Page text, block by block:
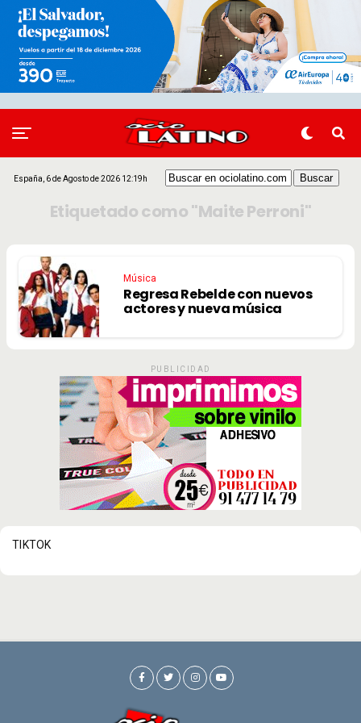
España, 6 de Agosto de 2026 12:19h
Etiquetado como "Maite Perroni"
Música
Regresa Rebelde con nuevos
actores y nueva música
PUBLICIDAD
TIKTOK